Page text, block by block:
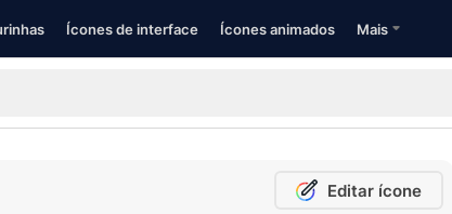
Ícones de interface Ícones animados Mais
Editar ícone